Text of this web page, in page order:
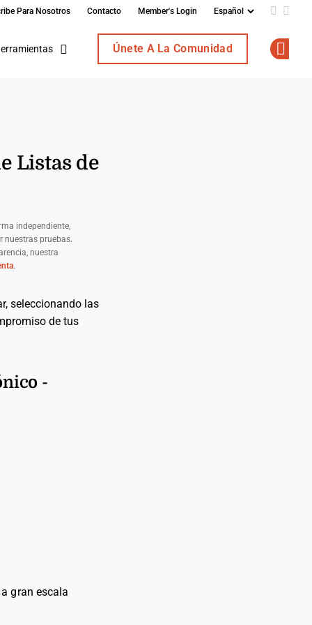
Para Nosotros Contacto Member's Login Add us
Únete A La Comunidad
Listas de
independiente,
nuestras pruebas.
nuestra
.
seleccionando las
de tus
-
gran escala